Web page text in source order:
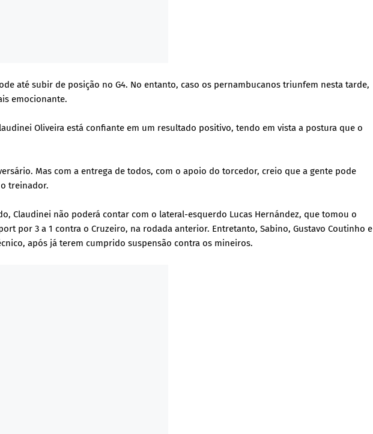
até subir de posição no G4. No entanto, caso os pernambucanos triunfem nesta tarde,
emocionante.
Oliveira está confiante em um resultado positivo, tendo em vista a postura que o
Mas com a entrega de todos, com o apoio do torcedor, creio que a gente pode
treinador.
Claudinei não poderá contar com o lateral-esquerdo Lucas Hernández, que tomou o
por 3 a 1 contra o Cruzeiro, na rodada anterior. Entretanto, Sabino, Gustavo Coutinho e
após já terem cumprido suspensão contra os mineiros.